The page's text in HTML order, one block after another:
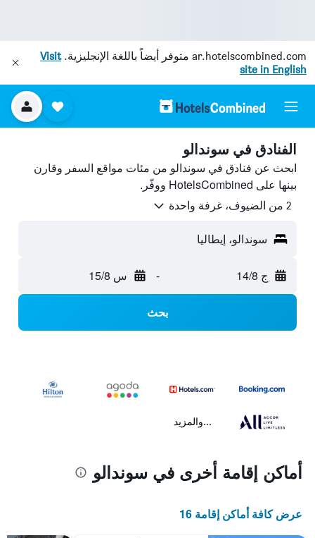
ar.hotelscombined.com متوفر أيضاً باللغة الإنجليزية.Visit
site in English
الفنادق في سوندالو
ابحث عن فنادق في سوندالو من مئات مواقع السفر وقارن
بينها على HotelsCombined ووفّر.
2 من الضيوف، غرفة واحدة
سوندالو، إيطاليا
ج 14/8 - س 15/8
بحث
...والمزيد
أماكن إقامة أخرى في سوندالو
عرض كافة أماكن إقامة 16